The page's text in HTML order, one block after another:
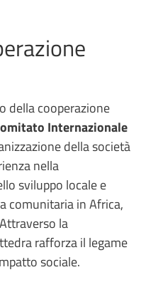
della cooperazione
Internazionale
della società
nella
sviluppo locale e
comunitaria in Africa,
la
rafforza il legame
sociale.